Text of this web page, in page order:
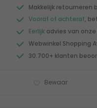
Makkelijk retourneren
Vooraf of achteraf,
Eerlijk advies van
Webwinkel Shopping
30.700+ klanten
Bewaar